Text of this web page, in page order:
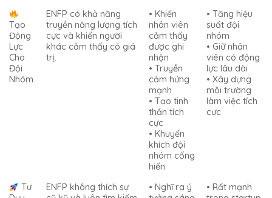
Tạo
Động
Lực
Cho
Đội
Nhóm
ENFP có khả năng
truyền năng lượng tích
cực và khiến người
khác cảm thấy có giá
trị.
• Khiến
nhân viên
cảm thấy
được ghi
nhận
• Truyền
cảm hứng
mạnh
• Tạo tinh
thần tích
cực
• Khuyến
khích đội
nhóm cống
hiến
• Tăng hiệu
suất đội
nhóm
• Giữ nhân
viên có động
lực lâu dài
• Xây dựng
môi trường
làm việc tích
cực
Tư
ENFP không thích sự
• Nghĩ ra ý
• Rất mạnh